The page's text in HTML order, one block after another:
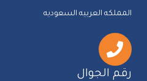
المملكه العربيه السعوديه
رقم الجوال